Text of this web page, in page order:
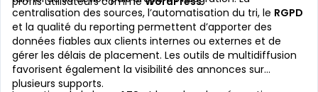
centralisation des sources, l’automatisation du tri, le RGPD
et la qualité du reporting permettent d’apporter des
données fiables aux clients internes ou externes et de
gérer les délais de placement. Les outils de multidiffusion
favorisent également la visibilité des annonces sur
plusieurs supports.